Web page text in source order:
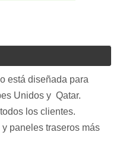
está diseñada para
Unidos y Qatar.
los clientes.
paneles traseros más